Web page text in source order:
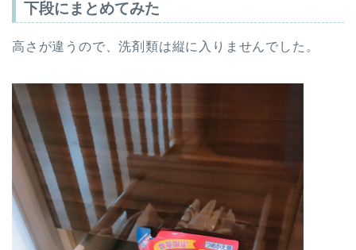
下段にまとめてみた
高さが違うので、洗剤類は縦に入りませんでした。